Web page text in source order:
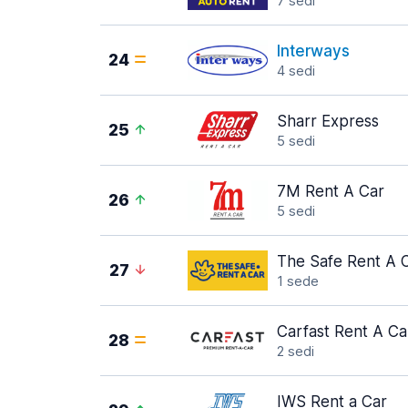
24 Interways
4 sedi
25 Sharr Express
5 sedi
26 7M Rent A Car
5 sedi
27 The Safe Rent A
1 sede
28 Carfast Rent A
2 sedi
IWS Rent a Car